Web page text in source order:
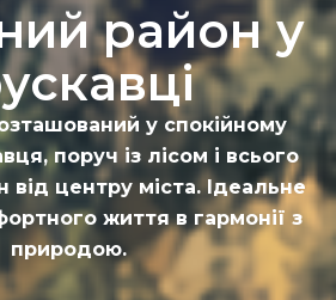
район у
у спокійному
поруч із лісом і всього
від центру міста. Ідеальне
життя в гармонії з
природою.